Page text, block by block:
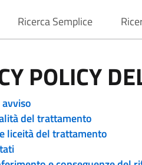
Ricerca Semplice
POLICY
del trattamento
liceità del trattamento